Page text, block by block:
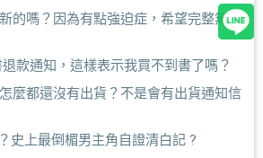
的嗎？因為有點強迫症，希望完整無
款通知，這樣表示我買不到書了嗎？
麼都還沒有出貨？不是會有出貨通知信
史上最倒楣男主角自證清白記 ?